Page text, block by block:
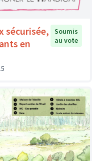
sécurisée,
en
Soumis
au vote